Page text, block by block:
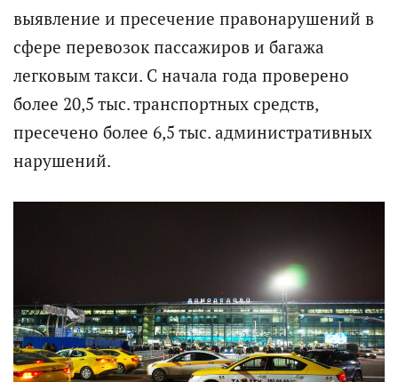
выявление и пресечение правонарушений в
сфере перевозок пассажиров и багажа
легковым такси. С начала года проверено
более 20,5 тыс. транспортных средств,
пресечено более 6,5 тыс. административных
нарушений.